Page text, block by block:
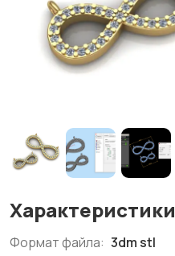
Характеристики
Формат файла: 3dm stl